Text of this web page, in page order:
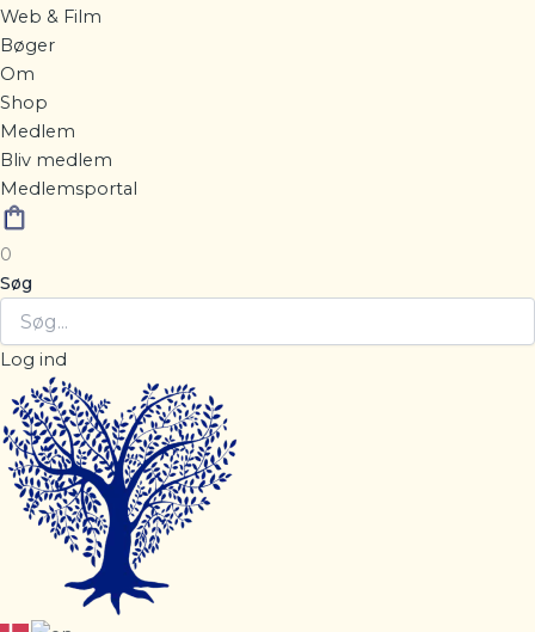
Web & Film
Bøger
Om
Shop
Medlem
Bliv medlem
Medlemsportal
0
Søg
Log ind